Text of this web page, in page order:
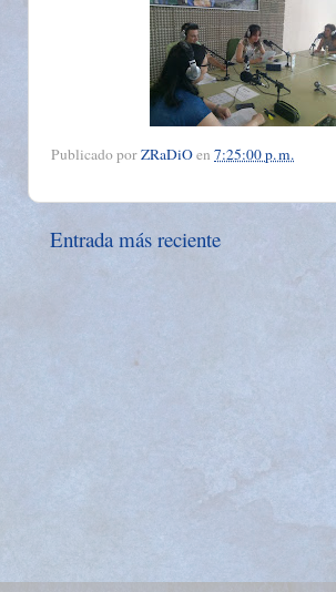
Publicado porZRaDiOen 7:25:00 p. m.
Entrada más reciente